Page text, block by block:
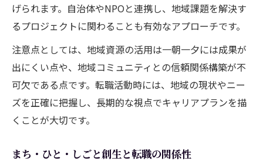
げられます。自治体やNPOと連携し、地域課題を解決す
るプロジェクトに関わることも有効なアプローチです。
注意点としては、地域資源の活用は一朝一夕には成果が
出にくい点や、地域コミュニティとの信頼関係構築が不
可欠である点です。転職活動時には、地域の現状やニー
ズを正確に把握し、長期的な視点でキャリアプランを描
くことが大切です。
まち・ひと・しごと創生と転職の関係性